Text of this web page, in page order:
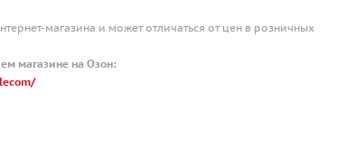
магазина и может отличаться от цен в розничных
магазине на Озон: